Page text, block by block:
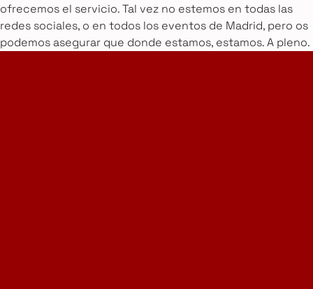
ofrecemos el servicio. Tal vez no estemos en todas las
redes sociales, o en todos los eventos de Madrid, pero os
podemos asegurar que donde estamos, estamos. A pleno.